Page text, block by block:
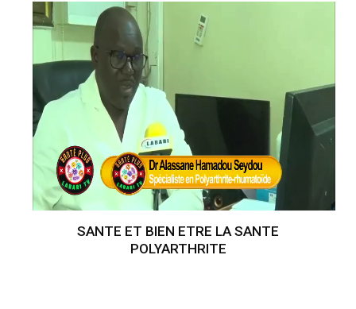
SANTE ET BIEN ETRE LA SANTE
POLYARTHRITE